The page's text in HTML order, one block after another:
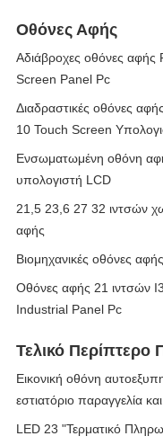
Οθόνες Αφής
Αδιάβροχες οθόνες
Screen Panel Pc
Διαδραστικές οθόνες
10 Touch Screen
Ενσωματωμένη οθόνη
υπολογιστή LCD
21,5 23,6 27 32 ιντσών
αφής
Βιομηχανικές οθόνες
Οθόνες αφής 21 ιντσών
Industrial Panel Pc
Τελικό
Εικονική οθόνη
εστιατόριο παραγγελία
LED 23 "Τερματικό